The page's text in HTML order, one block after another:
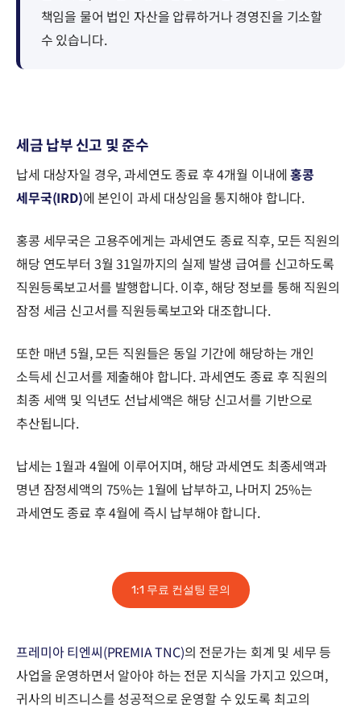
책임을 물어 법인 자산을 압류하거나 경영진을 기소할
수 있습니다.
세금 납부 신고 및 준수
납세 대상자일 경우, 과세연도 종료 후 4개월 이내에 홍콩
세무국(IRD)에 본인이 과세 대상임을 통지해야 합니다.
홍콩 세무국은 고용주에게는 과세연도 종료 직후, 모든 직원의
해당 연도부터 3월 31일까지의 실제 발생 급여를 신고하도록
직원등록보고서를 발행합니다. 이후, 해당 정보를 통해 직원의
잠정 세금 신고서를 직원등록보고와 대조합니다.
또한 매년 5월, 모든 직원들은 동일 기간에 해당하는 개인
소득세 신고서를 제출해야 합니다. 과세연도 종료 후 직원의
최종 세액 및 익년도 선납세액은 해당 신고서를 기반으로
추산됩니다.
납세는 1월과 4월에 이루어지며, 해당 과세연도 최종세액과
명년 잠정세액의 75%는 1월에 납부하고, 나머지 25%는
과세연도 종료 후 4월에 즉시 납부해야 합니다.
1:1 무료 컨설팅 문의
프레미아 티엔씨(PREMIA TNC)의 전문가는 회계 및 세무 등
사업을 운영하면서 알아야 하는 전문 지식을 가지고 있으며,
귀사의 비즈니스를 성공적으로 운영할 수 있도록 최고의